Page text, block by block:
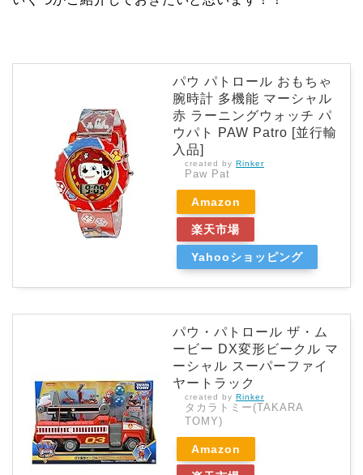
パウ パトロール おもちゃ
腕時計 多機能 マーシャル
赤 ラーニングウォッチ パ
ウパト PAW Patro [並行輸
入品]
created by Rinker
Paw Pat
Amazon
楽天市場
Yahooショッピング
パウ・パトロール ザ・ム
ービー DX変形ビークル マ
ーシャル スーパーファイ
ヤートラック
created by Rinker
タカラトミー(TAKARA
TOMY)
Amazon